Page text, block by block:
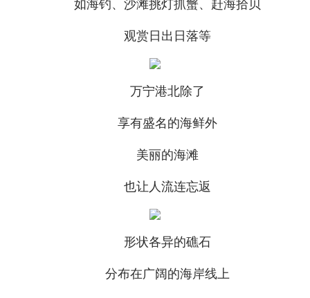
如海钓、沙滩挑灯抓蟹、赶海拾贝
观赏日出日落等
万宁港北除了
享有盛名的海鲜外
美丽的海滩
也让人流连忘返
形状各异的礁石
分布在广阔的海岸线上